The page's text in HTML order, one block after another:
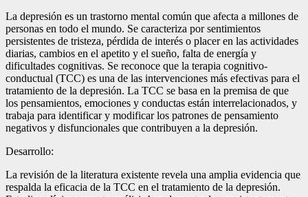
La depresión es un trastorno mental común que afecta a millones de
personas en todo el mundo. Se caracteriza por sentimientos
persistentes de tristeza, pérdida de interés o placer en las actividades
diarias, cambios en el apetito y el sueño, falta de energía y
dificultades cognitivas. Se reconoce que la terapia cognitivo-
conductual (TCC) es una de las intervenciones más efectivas para el
tratamiento de la depresión. La TCC se basa en la premisa de que
los pensamientos, emociones y conductas están interrelacionados, y
trabaja para identificar y modificar los patrones de pensamiento
negativos y disfuncionales que contribuyen a la depresión.
Desarrollo:
La revisión de la literatura existente revela una amplia evidencia que
respalda la eficacia de la TCC en el tratamiento de la depresión.